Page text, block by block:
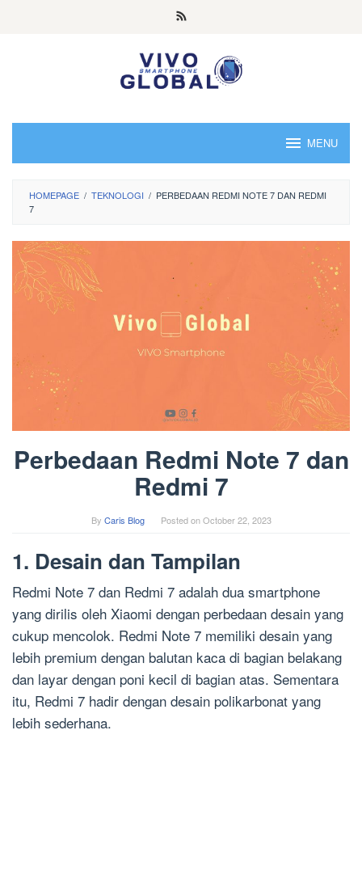
MENU
HOMEPAGE / TEKNOLOGI / PERBEDAAN REDMI NOTE 7 DAN REDMI
7
Perbedaan Redmi Note 7 dan
Redmi 7
By Caris Blog Posted onOctober 22, 2023
1. Desain dan Tampilan
Redmi Note 7 dan Redmi 7 adalah dua smartphone
yang dirilis oleh Xiaomi dengan perbedaan desain yang
cukup mencolok. Redmi Note 7 memiliki desain yang
lebih premium dengan balutan kaca di bagian belakang
dan layar dengan poni kecil di bagian atas. Sementara
itu, Redmi 7 hadir dengan desain polikarbonat yang
lebih sederhana.